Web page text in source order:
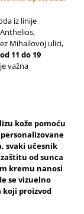
iz linije
Mihailovoj ulici,
11 do 19
važna
kože pomoću
svaki učesnik
od sunca
kremu nanosi
se vizuelno
koji proizvod